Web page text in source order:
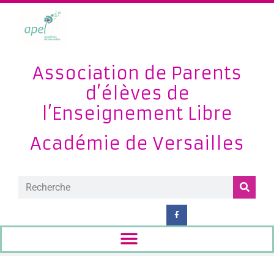
Association de Parents
d’élèves de
l’Enseignement Libre
Académie de Versailles